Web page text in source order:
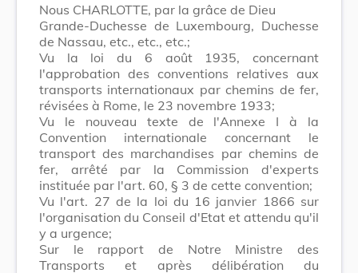
Nous CHARLOTTE, par la grâce de Dieu
Grande-Duchesse de Luxembourg, Duchesse
de Nassau, etc., etc., etc.;
Vu la loi du 6 août 1935, concernant
l'approbation des conventions relatives aux
transports internationaux par chemins de fer,
révisées à Rome, le 23 novembre 1933;
Vu le nouveau texte de l'Annexe I à la
Convention internationale concernant le
transport des marchandises par chemins de
fer, arrêté par la Commission d'experts
instituée par l'art. 60, § 3 de cette convention;
Vu l'art. 27 de la loi du 16 janvier 1866 sur
l'organisation du Conseil d'Etat et attendu qu'il
y a urgence;
Sur le rapport de Notre Ministre des
Transports et après délibération du